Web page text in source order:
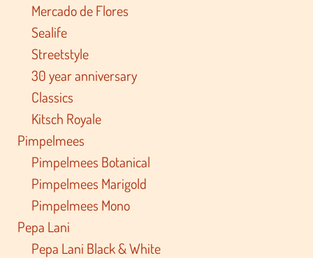
Mercado de Flores
Sealife
Streetstyle
30 year anniversary
Classics
Kitsch Royale
Pimpelmees
Pimpelmees Botanical
Pimpelmees Marigold
Pimpelmees Mono
Pepa Lani
Pepa Lani Black & White